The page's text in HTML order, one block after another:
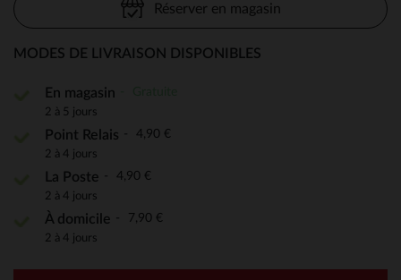
Réserver en magasin
MODES DE LIVRAISON DISPONIBLES
En magasin
2 à 5 jours
Point Relais 4,90 €
2 à 4 jours
La Poste 4,90 €
2 à 4 jours
À domicile 7,90 €
2 à 4 jours